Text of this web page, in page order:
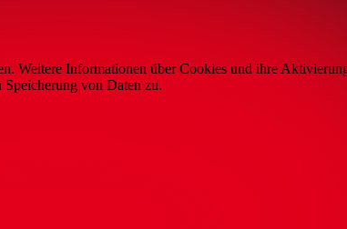
Weitere Informationen über Cookies und ihre
von Daten zu.